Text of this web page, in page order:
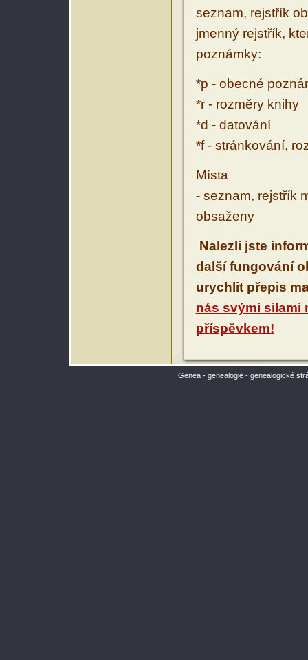
seznam, rejstřík
jmenný rejstřík,
poznámky:
*p - obecné
*r - rozměry knihy
*d - datování
*f - stránkování,
Místa
- seznam, rejstřík
obsaženy
Nalezli jste
další fungování
urychlit přepis
nás svými silami
příspěvkem!
Genea - genealogie - genealogické